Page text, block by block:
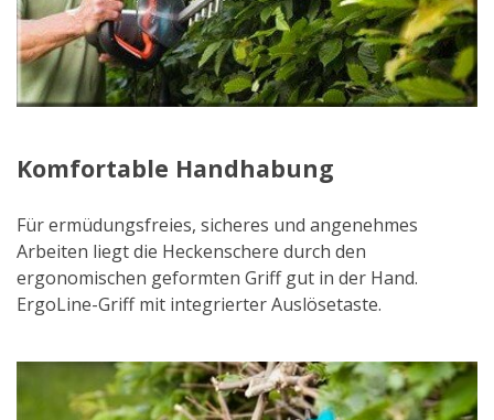
Komfortable Handhabung
Für ermüdungsfreies, sicheres und angenehmes
Arbeiten liegt die Heckenschere durch den
ergonomischen geformten Griff gut in der Hand.
ErgoLine-Griff mit integrierter Auslösetaste.